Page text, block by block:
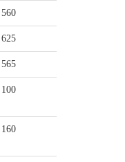
560
625
565
100
160